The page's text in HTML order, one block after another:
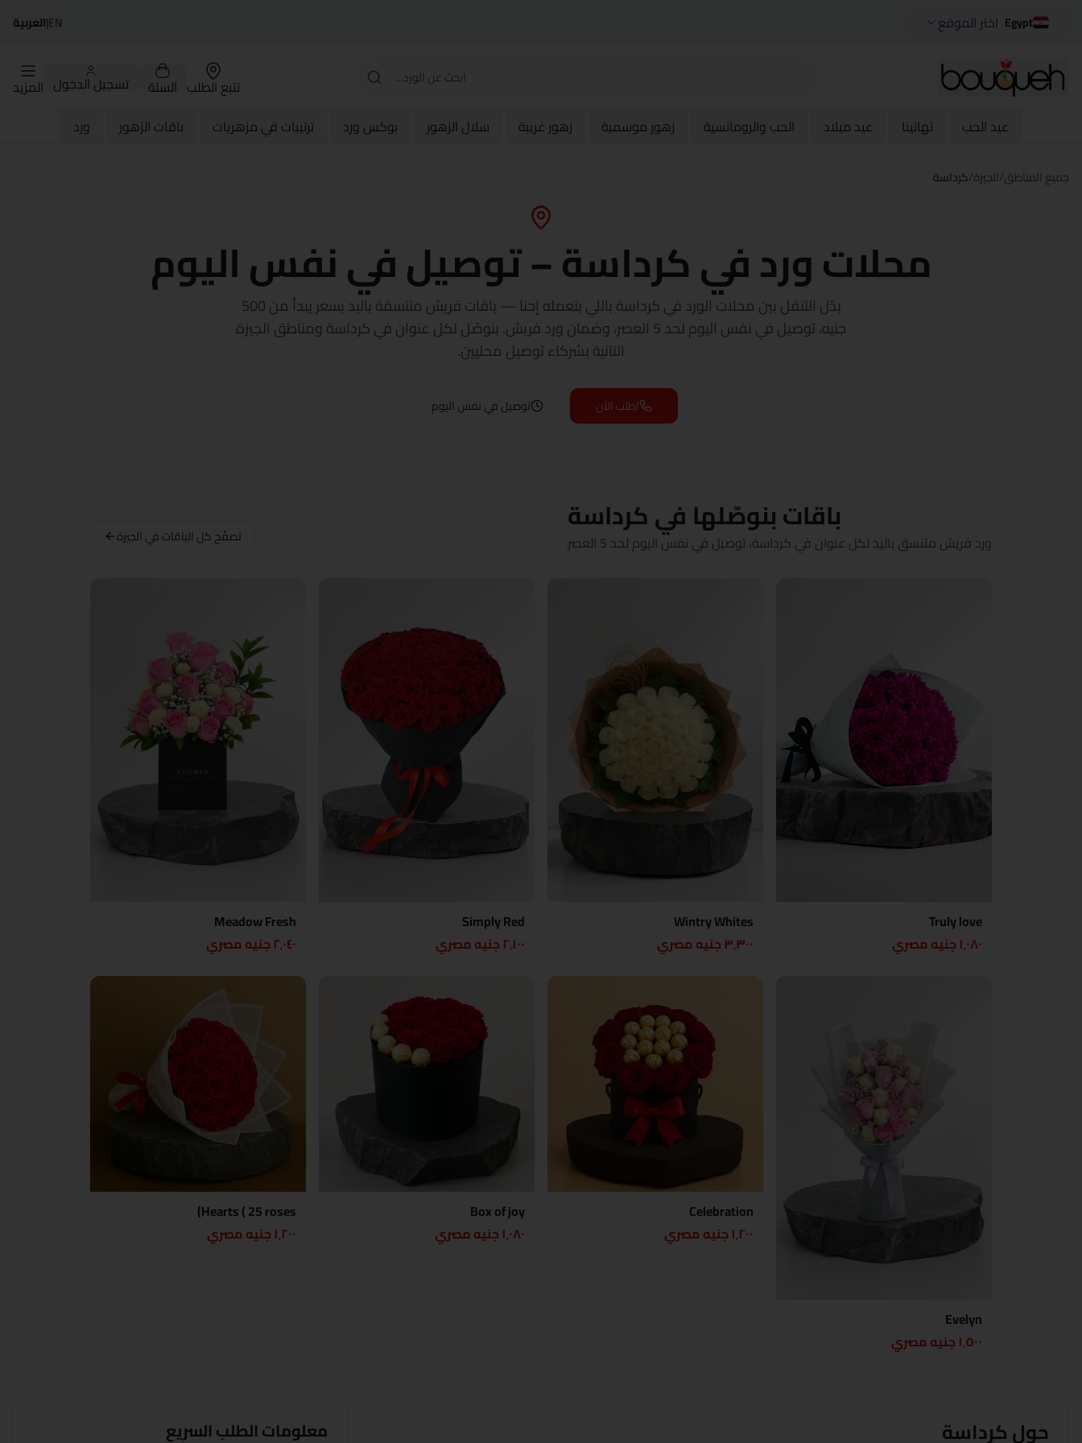
Egypt اختر الموقع EN
|العربية
تتبع الطلب السلة تسجيل الدخول المزيد
ورد
باقات الزهور ترتيبات في مزهريات بوكس ورد سلال الزهور زهور غريبة زهور موسمية الحب والرومانسية عيد ميلاد تهانينا عيد الحب
جميع المناطق/ الجيزة/كرداسة
محلات ورد في كرداسة – توصيل في نفس اليوم
بدّل التنقل بين محلات الورد في كرداسة باللي بنعمله إحنا — باقات فريش متنسقة باليد بسعر يبدأ من 500
جنيه، توصيل في نفس اليوم لحد 5 العصر، وضمان ورد فريش. بنوصّل لكل عنوان في كرداسة ومناطق الجيزة
التانية بشركاء توصيل محليين.
اطلب الآن توصيل في نفس اليوم
باقات بنوصّلها في كرداسة
ورد فريش متنسق باليد لكل عنوان في كرداسة، توصيل في نفس اليوم لحد 5 العصر تصفّح كل الباقات في الجيزة
Truly love
١٬٠٨٠ جنيه مصري
Wintry Whites
٣٬٣٠٠ جنيه مصري
Simply Red
٢٬١٠٠ جنيه مصري
Meadow Fresh
٢٬٠٤٠ جنيه مصري
Evelyn
١٬٥٠٠ جنيه مصري
Celebration
١٬٢٠٠ جنيه مصري
Box of joy
١٬٠٨٠ جنيه مصري
Hearts ( 25 roses)
١٬٢٠٠ جنيه مصري
حولكرداسة معلومات الطلب السريع